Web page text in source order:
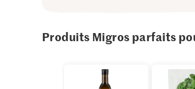
Produits Migros parfaits